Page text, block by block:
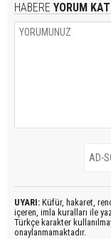
HABERE YORUM KAT
UYARI: Küfür, hakaret,
içeren, imla kuralları ile
Türkçe karakter
onaylanmamaktadır.